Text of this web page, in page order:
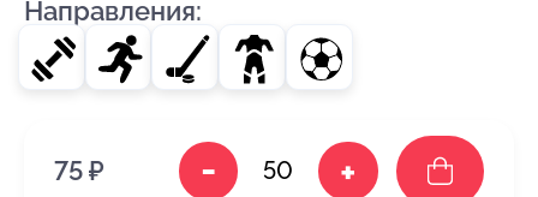
Направления:
75 ₽ - +